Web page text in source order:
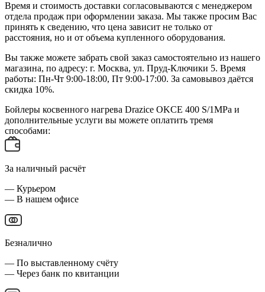
Время и стоимость доставки согласовываются с менеджером
отдела продаж при оформлении заказа. Мы также просим Вас
принять к сведению, что цена зависит не только от
расстояния, но и от объема купленного оборудования.
Вы также можете забрать свой заказ самостоятельно из нашего
магазина, по адресу: г. Москва, ул. Пруд-Ключики 5. Время
работы: Пн-Чт 9:00-18:00, Пт 9:00-17:00. За самовывоз даётся
скидка 10%.
Бойлеры косвенного нагрева Drazice OKCE 400 S/1MPa и
дополнительные услуги вы можете оплатить тремя
способами:
За наличный расчёт
— Курьером
— В нашем офисе
Безналично
— По выставленному счёту
— Через банк по квитанции